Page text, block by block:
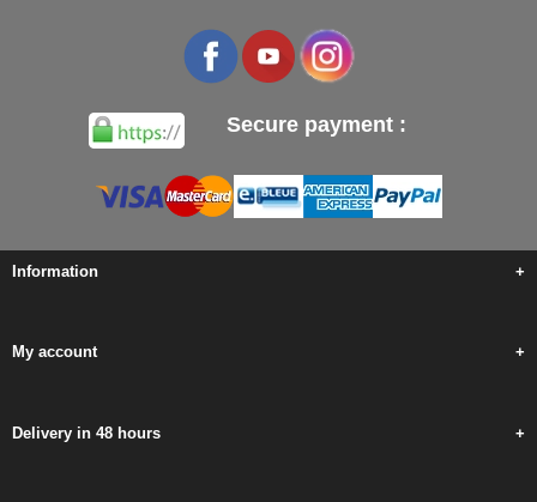
Secure payment :
Information +
My account +
Delivery in 48 hours +